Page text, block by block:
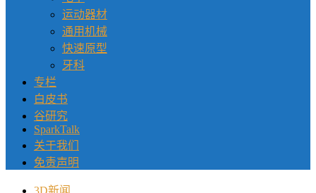
运动器材
通用机械
快速原型
牙科
专栏
白皮书
谷研究
SparkTalk
关于我们
免责声明
3D新闻